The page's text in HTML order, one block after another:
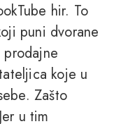
hir. To
puni dvorane
prodajne
koje u
Zašto
u tim